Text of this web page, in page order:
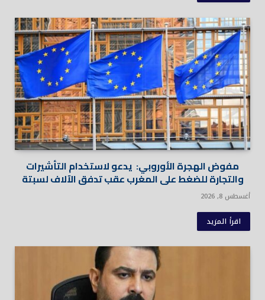
مفوض الهجرة الأوروبي: يدعو لاستخدام التأشيرات
والتجارة للضغط على المغرب عقب تدفق الآلاف لسبتة
أغسطس 8, 2026
اقرأ المزيد